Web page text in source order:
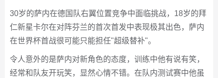
30岁的萨内在德国队右翼位置竞争中面临挑战，18岁的拜
仁新星卡尔在对阵芬兰的首次首发中表现极其出色，萨内
在世界杯首战很可能只能担任"超级替补"。
令人意外的是萨内对新角色的态度，训练中他有说有笑，
经常和队友开玩笑，显然心情不错。在队内测试赛中他虽